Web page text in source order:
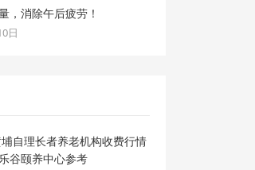
，消除午后疲劳！
日
自理长者养老机构收费行情
谷颐养中心参考